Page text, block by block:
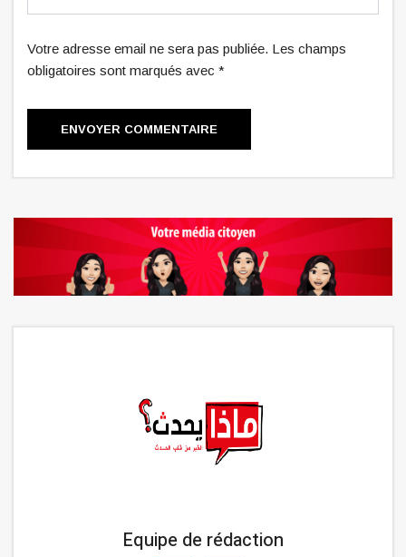
Votre adresse email ne sera pas publiée. Les champs
obligatoires sont marqués avec *
ENVOYER COMMENTAIRE
Equipe de rédaction